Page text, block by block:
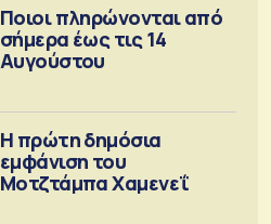
Ποιοι πληρώνονται από
σήμερα έως τις 14
Αυγούστου
Η πρώτη δημόσια
εμφάνιση του
Μοτζτάμπα Χαμενεΐ